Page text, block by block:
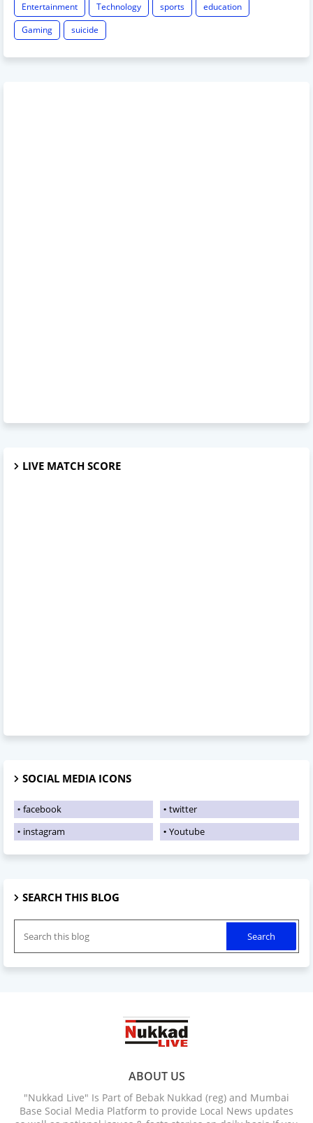
Entertainment
Technology sports
education
Gaming
suicide
LIVE MATCH SCORE
SOCIAL MEDIA ICONS
facebook
twitter
instagram
Youtube
SEARCH THIS BLOG
ABOUT US
"Nukkad Live" Is Part of Bebak Nukkad (reg) and Mumbai
Base Social Media Platform to provide Local News updates